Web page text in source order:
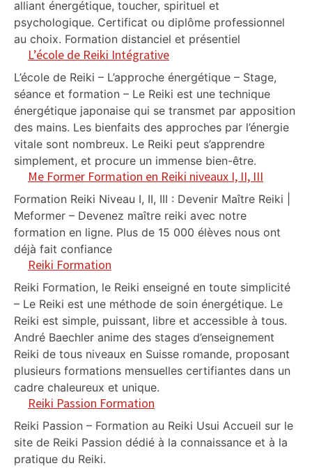
alliant énergétique, toucher, spirituel et
psychologique. Certificat ou diplôme professionnel
au choix. Formation distanciel et présentiel
L’école de Reiki Intégrative
L’école de Reiki – L’approche énergétique – Stage,
séance et formation – Le Reiki est une technique
énergétique japonaise qui se transmet par apposition
des mains. Les bienfaits des approches par l’énergie
vitale sont nombreux. Le Reiki peut s’apprendre
simplement, et procure un immense bien-être.
Me Former Formation en Reiki niveaux I, II, III
Formation Reiki Niveau I, II, III : Devenir Maître Reiki |
Meformer – Devenez maître reiki avec notre
formation en ligne. Plus de 15 000 élèves nous ont
déjà fait confiance
Reiki Formation
Reiki Formation, le Reiki enseigné en toute simplicité
– Le Reiki est une méthode de soin énergétique. Le
Reiki est simple, puissant, libre et accessible à tous.
André Baechler anime des stages d’enseignement
Reiki de tous niveaux en Suisse romande, proposant
plusieurs formations mensuelles certifiantes dans un
cadre chaleureux et unique.
Reiki Passion Formation
Reiki Passion – Formation au Reiki Usui Accueil sur le
site de Reiki Passion dédié à la connaissance et à la
pratique du Reiki.